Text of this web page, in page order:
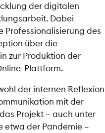
der digitalen
Dabei
Professionalisierung des
über die
zur Produktion der
Plattform.
der internen Reflexion
mit der
Projekt – auch unter
etwa der Pandemie –